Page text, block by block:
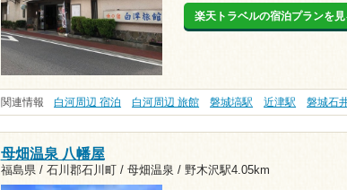
楽天トラベルの宿泊プランを見
関連情報 白河周辺 宿泊 白河周辺 旅館 磐城塙駅 近津駅 磐城石
母畑温泉 八幡屋
福島県 / 石川郡石川町 / 母畑温泉 / 野木沢駅4.05km